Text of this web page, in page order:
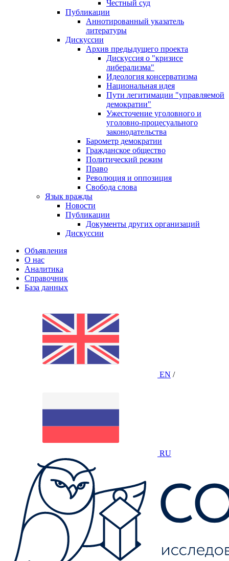
Честный суд
Публикации
Аннотированный указатель
литературы
Дискуссии
Архив предыдущего проекта
Дискуссия о "кризисе
либерализма"
Идеология консерватизма
Национальная идея
Пути легитимации "управляемой
демократии"
Ужесточение уголовного и
уголовно-процесуального
законодательства
Барометр демократии
Гражданское общество
Политический режим
Право
Революция и оппозиция
Свобода слова
Язык вражды
Новости
Публикации
Документы других организаций
Дискуссии
Объявления
О нас
Аналитика
Справочник
База данных
EN /
RU